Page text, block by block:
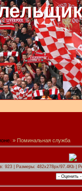
» Поминальная служба
923 | Размеры: 482x278px/97.4Kb |